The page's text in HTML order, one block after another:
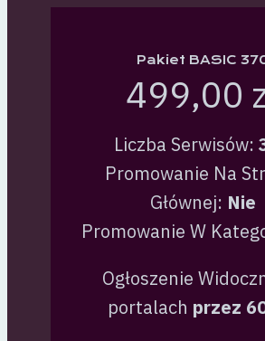
Pakiet BASIC
499,00
Liczba Serwisów:
Promowanie Na
Głównej: Nie
Promowanie W
Ogłoszenie
portalach przez